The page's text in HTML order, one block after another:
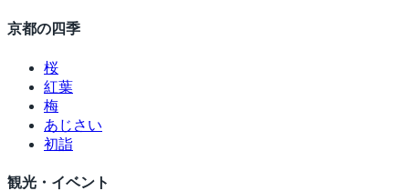
京都の四季
桜
紅葉
梅
あじさい
初詣
観光・イベント